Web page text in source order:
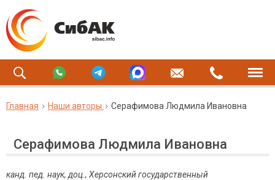
Главная Наши авторы Серафимова Людмила Ивановна
Серафимова Людмила Ивановна
канд. пед. наук, доц., Херсонский государственный